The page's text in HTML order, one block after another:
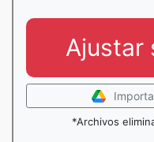
Ajustar
*Archivos